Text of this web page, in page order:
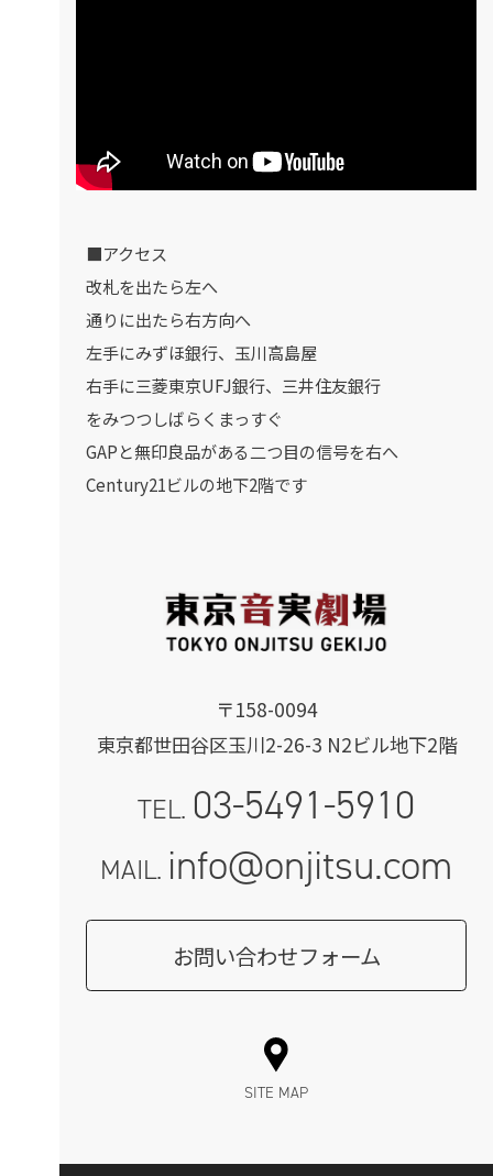
〒158-0094
東京都世田谷区玉川2-26-3 N2ビル地下2階
TEL. 03-5491-5910
MAIL. info@onjitsu.com
お問い合わせフォーム
■アクセス
改札を出たら左へ
通りに出たら右方向へ
左手にみずほ銀行、玉川高島屋
右手に三菱東京UFJ銀行、三井住友銀行
をみつつしばらくまっすぐ
GAPと無印良品がある二つ目の信号を右へ
Century21ビルの地下2階です
SITE MAP